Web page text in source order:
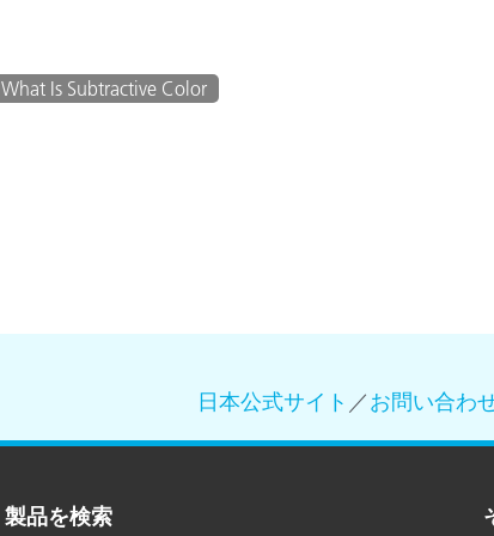
What Is Subtractive Color
日本公式サイト ／お問い合わ
製品を検索